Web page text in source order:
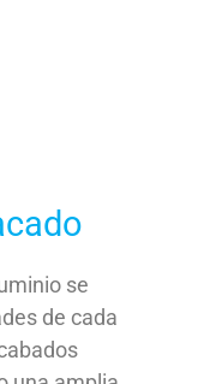
se
de cada